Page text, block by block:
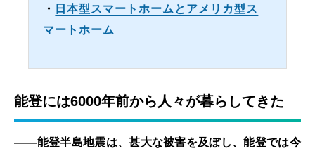
・
日本型スマートホームとアメリカ型ス
マートホーム
能登には6000年前から人々が暮らしてきた
――能登半島地震は、甚大な被害を及ぼし、能登では今